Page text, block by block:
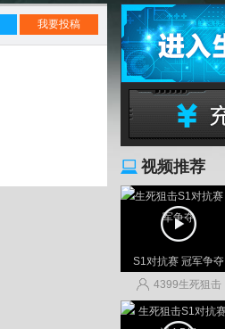
我要投稿
生死狙击网页游戏
生死狙击充值中心
视频推荐
S1对抗赛 冠军争夺
4399生死狙击